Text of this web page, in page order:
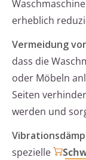
erheblich
Vermeidung
dass die
oder Möbeln
Seiten
werden und
spezielle